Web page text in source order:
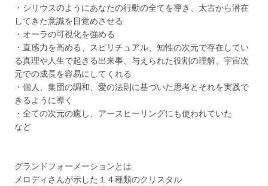
・シリウスのようにあなたの行動の全てを導き、太古から潜在
してきた意識を目覚めさせる
・オーラの可視化を強める
・直感力を高める、スピリチュアル、知性の次元で存在してい
る真理や人生で起きる出来事、与えられた役割の理解、宇宙次
元での成長を容易にしてくれる
・個人、集団の調和、愛の法則に基づいた思考とそれを実践で
きるように導く
・全ての次元の癒し、アースヒーリングにも使われていた
など
グランドフォーメーションとは
メロディさんが示した１４種類のクリスタル